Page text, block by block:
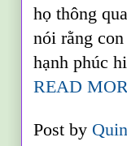
họ thông
nói rằng
hạnh phúc
READ
Post by